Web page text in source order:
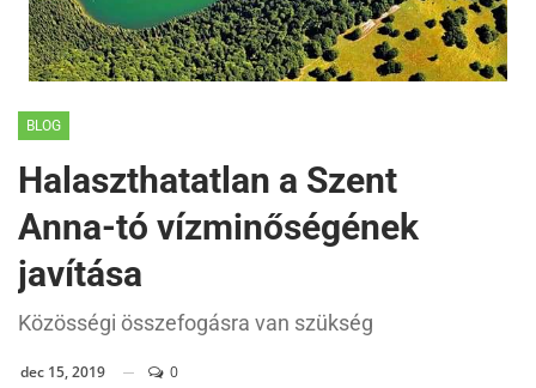
BLOG
Halaszthatatlan a Szent
Anna-tó vízminőségének
javítása
Közösségi összefogásra van szükség
dec 15, 2019 0